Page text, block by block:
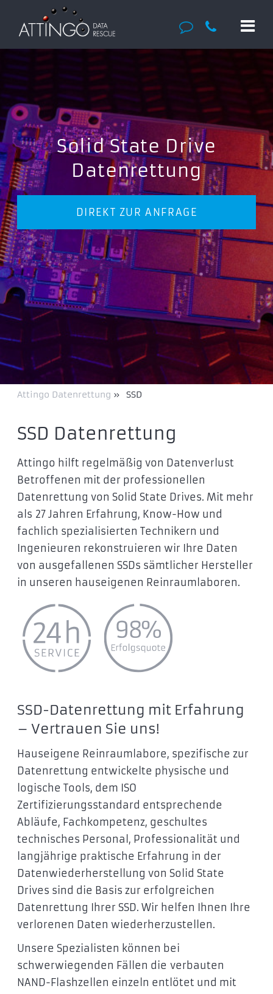
Solid State Drive
Datenrettung
DIREKT ZUR ANFRAGE
Attingo Datenrettung » SSD
SSD Datenrettung
Attingo hilft regelmäßig von Datenverlust
Betroffenen mit der professionellen
Datenrettung von Solid State Drives. Mit mehr
als 27 Jahren Erfahrung, Know-How und
fachlich spezialisierten Technikern und
Ingenieuren rekonstruieren wir Ihre Daten
von ausgefallenen SSDs sämtlicher Hersteller
in unseren hauseigenen Reinraumlaboren.
SSD-Datenrettung mit Erfahrung
– Vertrauen Sie uns!
Hauseigene Reinraumlabore, spezifische zur
Datenrettung entwickelte physische und
logische Tools, dem ISO
Zertifizierungsstandard entsprechende
Abläufe, Fachkompetenz, geschultes
technisches Personal, Professionalität und
langjährige praktische Erfahrung in der
Datenwiederherstellung von Solid State
Drives sind die Basis zur erfolgreichen
Datenrettung Ihrer SSD. Wir helfen Ihnen Ihre
verlorenen Daten wiederherzustellen.
Unsere Spezialisten können bei
schwerwiegenden Fällen die verbauten
NAND-Flashzellen einzeln entlötet und mit